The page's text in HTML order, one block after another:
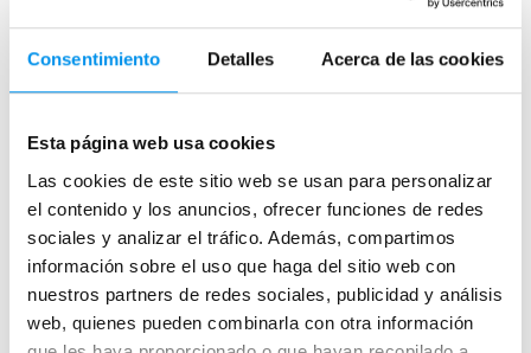
Consentimiento Detalles Acerca de las cookies
Esta página web usa cookies
Las cookies de este sitio web se usan para personalizar
el contenido y los anuncios, ofrecer funciones de redes
sociales y analizar el tráfico. Además, compartimos
información sobre el uso que haga del sitio web con
nuestros partners de redes sociales, publicidad y análisis
web, quienes pueden combinarla con otra información
Mamparas de bañera sin perfilería
Mamparas de ducha
Mamparas cuadradas
Mamparas rectangulares
Fijos y paneles de ducha
Semicirculares